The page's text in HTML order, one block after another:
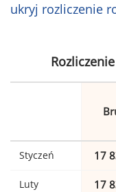
ukryj rozliczenie
Styczeń 17
Luty 17